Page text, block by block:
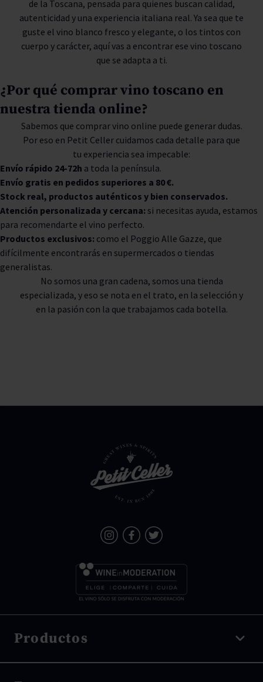
de la Toscana, pensada para quienes buscan calidad,
autenticidad y una experiencia italiana real. Ya sea que te
guste el vino blanco fresco y elegante, o los tintos con
cuerpo y carácter, aquí vas a encontrar ese vino toscano
que se adapta a ti.
¿Por qué comprar vino toscano en
nuestra tienda online?
Sabemos que comprar vino online puede generar dudas.
Por eso en Petit Celler cuidamos cada detalle para que
tu experiencia sea impecable:
Envío rápido 24-72h a toda la península.
Envío gratis en pedidos superiores a 80 €.
Stock real, productos auténticos y bien conservados.
Atención personalizada y cercana: si necesitas ayuda, estamos
para recomendarte el vino perfecto.
Productos exclusivos: como el Poggio Alle Gazze, que
difícilmente encontrarás en supermercados o tiendas
generalistas.
No somos una gran cadena, somos una tienda
especializada, y eso se nota en el trato, en la selección y
en la pasión con la que trabajamos cada botella.
Productos